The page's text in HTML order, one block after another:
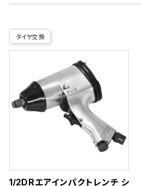
タイヤ交換
1/2DRエアインパクトレンチ シ